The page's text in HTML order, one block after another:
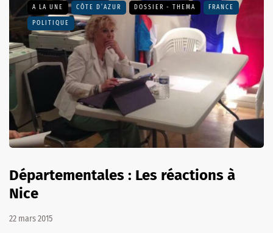
A LA UNE CÔTE D’AZUR DOSSIER - THEMA FRANCE
POLITIQUE
Départementales : Les réactions à
Nice
22 mars 2015